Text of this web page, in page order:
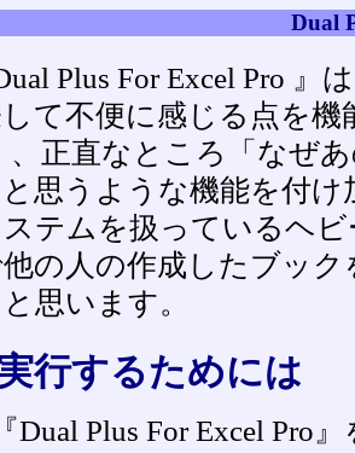
Dual
Plus For Excel Pro
て不便に感じる点を
、正直なところ「なぜ
と思うような機能を付
テムを扱っているヘ
他の人の作成したブッ
思います。
行するためには
『Dual Plus For Excel